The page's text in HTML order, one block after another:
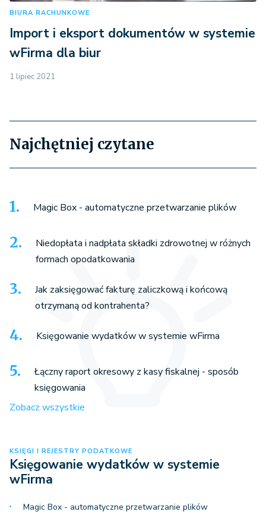
BIURA RACHUNKOWE
Import i eksport dokumentów w systemie
wFirma dla biur
1 lipiec 2021
Najchętniej czytane
Magic Box - automatyczne przetwarzanie plików
Niedopłata i nadpłata składki zdrowotnej w różnych
formach opodatkowania
Jak zaksięgować fakturę zaliczkową i końcową
otrzymaną od kontrahenta?
Księgowanie wydatków w systemie wFirma
Łączny raport okresowy z kasy fiskalnej - sposób
księgowania
Zobacz wszystkie
KSIĘGI I REJESTRY PODATKOWE
Księgowanie wydatków w systemie
wFirma
Magic Box - automatyczne przetwarzanie plików